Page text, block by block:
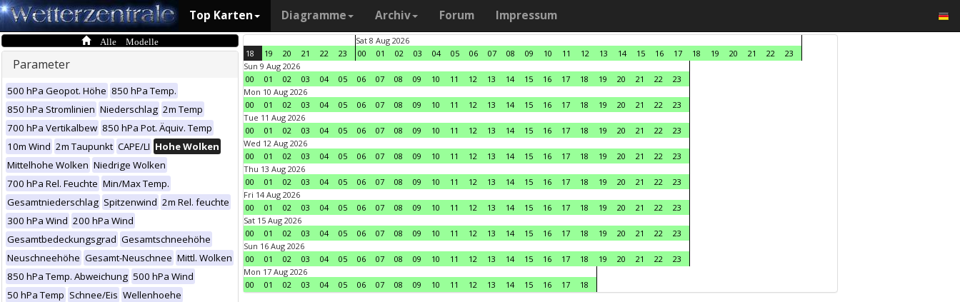
Top Karten Diagramme Archiv Forum Impressum
Alle Modelle
Parameter
500 hPa Geopot. Höhe 850 hPa Temp.
850 hPa Stromlinien Niederschlag 2m Temp
700 hPa Vertikalbew 850 hPa Pot. Äquiv. Temp
10m Wind 2m Taupunkt CAPE/LI Hohe Wolken
Mittelhohe Wolken Niedrige Wolken
700 hPa Rel. Feuchte Min/Max Temp.
Gesamtniederschlag Spitzenwind 2m Rel. feuchte
300 hPa Wind 200 hPa Wind
Gesamtbedeckungsgrad Gesamtschneehöhe
Neuschneehöhe Gesamt-Neuschnee Mittl. Wolken
850 hPa Temp. Abweichung 500 hPa Wind
50 hPa Temp Schnee/Eis Wellenhoehe
18 19 20 21 22 23
Sat 8 Aug 2026
00
01 02 03 04 05 06 07 08 09 10 11 12 13 14 15 16 17 18 19 20 21 22
23
Sun 9 Aug 2026
00
01 02 03 04 05 06 07 08 09 10 11 12 13 14 15 16 17 18 19 20 21 22
23
Mon 10 Aug 2026
00
01 02 03 04 05 06 07 08 09 10 11 12 13 14 15 16 17 18 19 20 21 22
23
Tue 11 Aug 2026
00
01 02 03 04 05 06 07 08 09 10 11 12 13 14 15 16 17 18 19 20 21 22
23
Wed 12 Aug 2026
00
01 02 03 04 05 06 07 08 09 10 11 12 13 14 15 16 17 18 19 20 21 22
23
Thu 13 Aug 2026
00
01 02 03 04 05 06 07 08 09 10 11 12 13 14 15 16 17 18 19 20 21 22
23
Fri 14 Aug 2026
00
01 02 03 04 05 06 07 08 09 10 11 12 13 14 15 16 17 18 19 20 21 22
23
Sat 15 Aug 2026
00
01 02 03 04 05 06 07 08 09 10 11 12 13 14 15 16 17 18 19 20 21 22
23
Sun 16 Aug 2026
00
01 02 03 04 05 06 07 08 09 10 11 12 13 14 15 16 17 18 19 20 21 22
23
Mon 17 Aug 2026
00
01 02 03 04 05 06 07 08 09 10 11 12 13 14 15 16 17 18